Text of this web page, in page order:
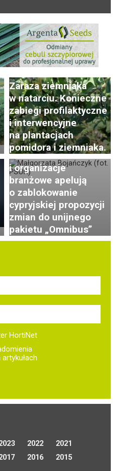
Zaraza ziemniaka
w natarciu. Konieczne
zabiegi profilaktyczne
i interwencyjne
na plantacjach
pomidora i ziemniaka.
Czy ministerstwo
stanie po stronie
rolników? PSOR
i organizacje
branżowe apelują
o zablokowanie
cypryjskiej propozycji
zmian do unijnego
pakietu „Omnibus”
HortiNet
2022
2021
2016 2015